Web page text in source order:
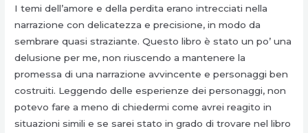
I temi dell’amore e della perdita erano intrecciati nella
narrazione con delicatezza e precisione, in modo da
sembrare quasi straziante. Questo libro è stato un po’ una
delusione per me, non riuscendo a mantenere la
promessa di una narrazione avvincente e personaggi ben
costruiti. Leggendo delle esperienze dei personaggi, non
potevo fare a meno di chiedermi come avrei reagito in
situazioni simili e se sarei stato in grado di trovare nel libro